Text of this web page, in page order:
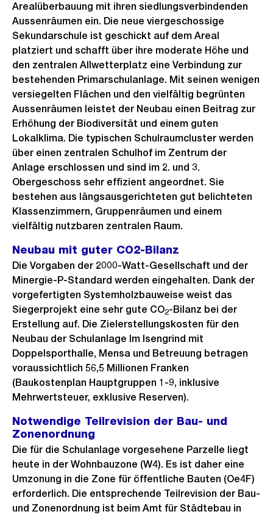
Arealüberbauung mit ihren siedlungsverbindenden
Aussenräumen ein. Die neue viergeschossige
Sekundarschule ist geschickt auf dem Areal
platziert und schafft über ihre moderate Höhe und
den zentralen Allwetterplatz eine Verbindung zur
bestehenden Primarschulanlage. Mit seinen wenigen
versiegelten Flächen und den vielfältig begrünten
Aussenräumen leistet der Neubau einen Beitrag zur
Erhöhung der Biodiversität und einem guten
Lokalklima. Die typischen Schulraumcluster werden
über einen zentralen Schulhof im Zentrum der
Anlage erschlossen und sind im 2. und 3.
Obergeschoss sehr effizient angeordnet. Sie
bestehen aus längsausgerichteten gut belichteten
Klassenzimmern, Gruppenräumen und einem
vielfältig nutzbaren zentralen Raum.
Neubau mit guter CO2-Bilanz
Die Vorgaben der 2000-Watt-Gesellschaft und der
Minergie-P-Standard werden eingehalten. Dank der
vorgefertigten Systemholzbauweise weist das
Siegerprojekt eine sehr gute CO2-Bilanz bei der
Erstellung auf. Die Zielerstellungskosten für den
Neubau der Schulanlage Im Isengrind mit
Doppelsporthalle, Mensa und Betreuung betragen
voraussichtlich 56,5 Millionen Franken
(Baukostenplan Hauptgruppen 1-9, inklusive
Mehrwertsteuer, exklusive Reserven).
Notwendige Teilrevision der Bau- und
Zonenordnung
Die für die Schulanlage vorgesehene Parzelle liegt
heute in der Wohnbauzone (W4). Es ist daher eine
Umzonung in die Zone für öffentliche Bauten (Oe4F)
erforderlich. Die entsprechende Teilrevision der Bau-
und Zonenordnung ist beim Amt für Städtebau in